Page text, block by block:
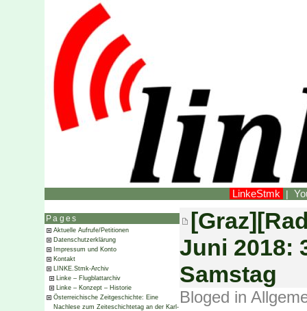
LinkeStmk |
Pages
Aktuelle Aufrufe/Petitionen
Datenschutzerklärung
Impressum und Konto
Kontakt
LINKE.Stmk-Archiv
Linke – Flugblattarchiv
Linke – Konzept – Historie
Österreichische Zeitgeschichte: Eine
Nachlese zum Zeiteschichtetag an der Karl-
Juni 2018:
Samstag
Bloged in